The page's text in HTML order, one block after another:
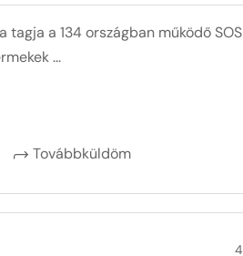
a 134 országban működő
...
Továbbküldöm